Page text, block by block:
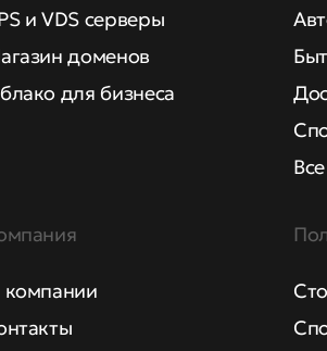
и VDS серверы
доменов
для бизнеса